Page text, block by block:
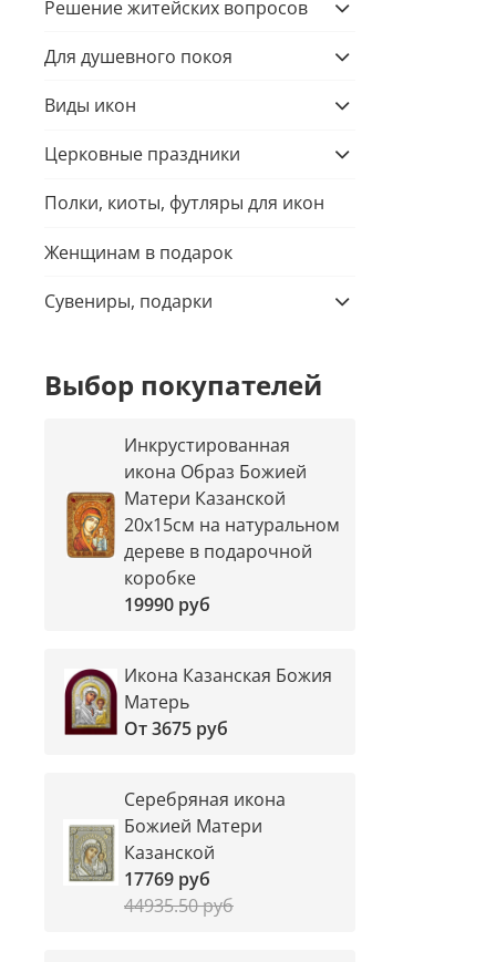
Решение житейских вопросов
Для душевного покоя
Виды икон
Церковные праздники
Полки, киоты, футляры для икон
Женщинам в подарок
Сувениры, подарки
Выбор покупателей
Инкрустированная
икона Образ Божией
Матери Казанской
20х15см на натуральном
дереве в подарочной
коробке
19990 руб
Икона Казанская Божия
Матерь
От3675 руб
Серебряная икона
Божией Матери
Казанской
17769 руб
44935.50 руб